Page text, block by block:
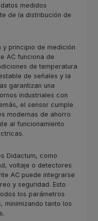
medidos
de la distribución de
y principio de medición
AC funciona de
de temperatura
de señales y la
garantizan una
industriales con
el sensor cumple
modernas de ahorro
al funcionamiento
Didactum, como
voltaje o detectores
AC puede integrarse
y seguridad. Esto
los parámetros
minimizando tanto los